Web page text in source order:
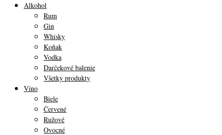
Alkohol
Rum
Gin
Whisky
Koňak
Vodka
Darčekové balenie
Všetky produkty
Víno
Biele
Červené
Ružové
Ovocné